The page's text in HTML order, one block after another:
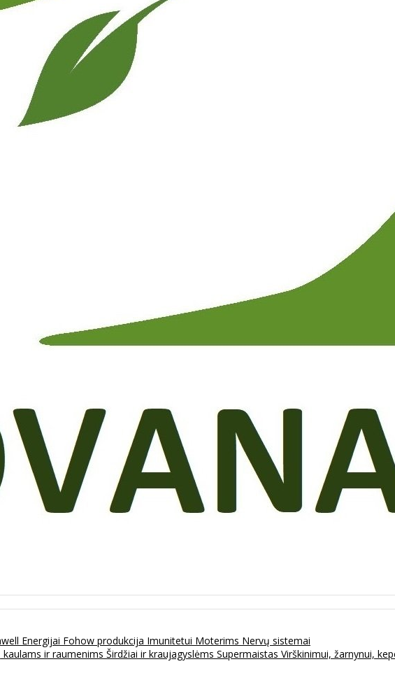
Energijai Fohow produkcija Imunitetui Moterims Nervų sistemai
kaulams ir raumenims Širdžiai ir kraujagyslėms Supermaistas Virškinimui, žarnynui,